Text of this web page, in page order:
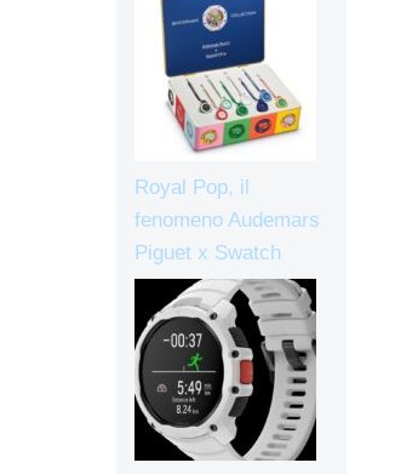
Royal Pop, il
fenomeno Audemars
Piguet x Swatch